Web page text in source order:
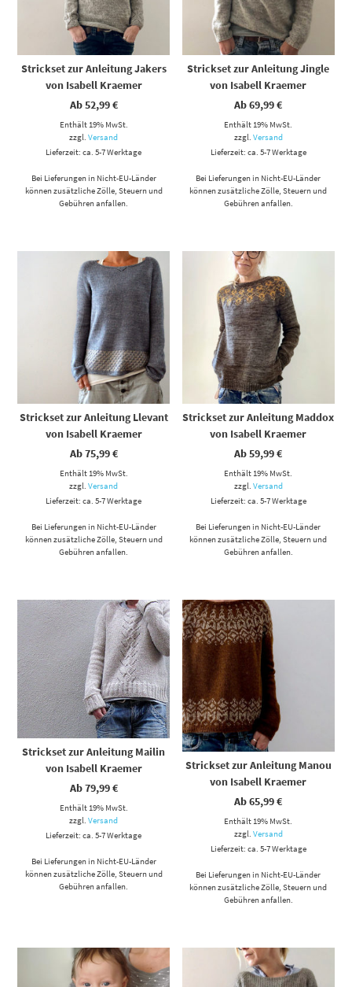
Strickset zur Anleitung Jakers
von Isabell Kraemer
Ab52,99€
Enthält 19% MwSt.
zzgl.Versand
Lieferzeit: ca. 5-7 Werktage
Bei Lieferungen in Nicht-EU-Länder
können zusätzliche Zölle, Steuern und
Gebühren anfallen.
Strickset zur Anleitung Jingle
von Isabell Kraemer
Ab69,99€
Enthält 19% MwSt.
zzgl. Versand
Lieferzeit: ca. 5-7 Werktage
Bei Lieferungen in Nicht-EU-Länder
können zusätzliche Zölle, Steuern und
Gebühren anfallen.
Dieses Produkt weist mehrere Varianten auf. Die Optionen können auf der Produktseite gewählt werden
Strickset zur Anleitung Llevant
von Isabell Kraemer
Ab75,99€
Enthält 19% MwSt.
zzgl.Versand
Lieferzeit: ca. 5-7 Werktage
Bei Lieferungen in Nicht-EU-Länder
können zusätzliche Zölle, Steuern und
Gebühren anfallen.
Dieses Produkt weist mehrere Varianten auf. Die Optionen können auf der Produktseite gewählt werden
Strickset zur Anleitung Maddox
von Isabell Kraemer
Ab59,99€
Enthält 19% MwSt.
zzgl. Versand
Lieferzeit: ca. 5-7 Werktage
Bei Lieferungen in Nicht-EU-Länder
können zusätzliche Zölle, Steuern und
Gebühren anfallen.
Dieses Produkt weist mehrere Varianten auf. Die Optionen können auf der Produktseite gewählt werden
Strickset zur Anleitung Mailin
von Isabell Kraemer
Ab79,99€
Enthält 19% MwSt.
zzgl.Versand
Lieferzeit: ca. 5-7 Werktage
Bei Lieferungen in Nicht-EU-Länder
können zusätzliche Zölle, Steuern und
Gebühren anfallen.
Dieses Produkt weist mehrere Varianten auf. Die Optionen können auf der Produktseite gewählt werden
Strickset zur Anleitung Manou
von Isabell Kraemer
Ab65,99€
Enthält 19% MwSt.
zzgl. Versand
Lieferzeit: ca. 5-7 Werktage
Bei Lieferungen in Nicht-EU-Länder
können zusätzliche Zölle, Steuern und
Gebühren anfallen.
Dieses Produkt weist mehrere Varianten auf. Die Optionen können auf der Produktseite gewählt werden Dieses Produkt weist mehrere Varianten auf. Die Optionen können auf der Produktseite gewählt werden